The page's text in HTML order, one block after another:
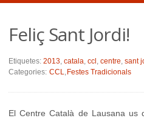
Feliç Sant Jordi!
Etiquetes: 2013, catala, ccl , centre, sant
Categories: CCL, Festes Tradicionals
El Centre Català de Lausana us